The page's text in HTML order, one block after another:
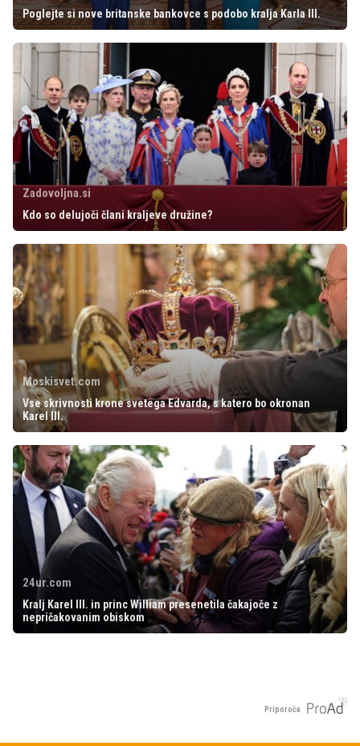
Poglejte si nove britanske bankovce s podobo kralja Karla III.
Zadovoljna.si
Kdo so delujoči člani kraljeve družine?
Moskisvet.com
Vse skrivnosti krone svetega Edvarda, s katero bo okronan
Karel III.
24ur.com
Kralj Karel III. in princ William presenetila čakajoče z
nepričakovanim obiskom
Priporoča